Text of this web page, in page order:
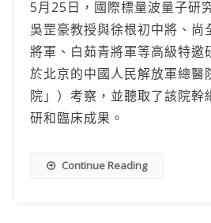
5月25日，國際標量波量子研
吳罡豪教授與徐根初中將、尚
將軍、白茹青將軍等高級特邀
於北京的中國人民解放軍總醫
院」）考察，並聽取了該院幹
研和臨床成果。
Continue Reading